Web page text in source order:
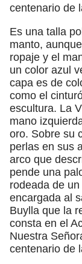
centenario de
Es una talla
manto,
ropaje y el
un color azul
capa es de
como el
escultura. La
mano
oro. Sobre su
perlas en sus
arco que
pende una
rodeada de
encargada al
Buylla que la
consta en el
Nuestra
centenario de